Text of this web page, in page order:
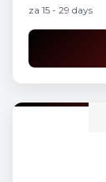
za 15 - 29 days